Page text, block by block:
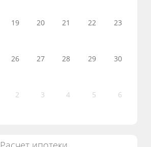
19 20 21 22 23
26 27 28 29 30
2 3 4 5 6